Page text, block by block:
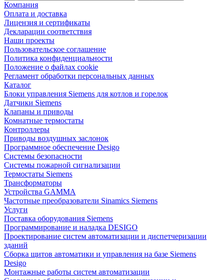
Компания
Оплата и доставка
Лицензия и сертификаты
Декларации соответствия
Наши проекты
Пользовательское соглашение
Политика конфиденциальности
Положение о файлах cookie
Регламент обработки персональных данных
Каталог
Блоки управления Siemens для котлов и горелок
Датчики Siemens
Клапаны и приводы
Комнатные термостаты
Контроллеры
Приводы воздушных заслонок
Программное обеспечение Desigo
Системы безопасности
Системы пожарной сигнализации
Термостаты Siemens
Трансформаторы
Устройства GAMMA
Частотные преобразователи Sinamics Siemens
Услуги
Поставка оборудования Siemens
Программирование и наладка DESIGO
Проектирование систем автоматизации и диспетчеризации
зданий
Сборка щитов автоматики и управления на базе Siemens
Desigo
Монтажные работы систем автоматизации